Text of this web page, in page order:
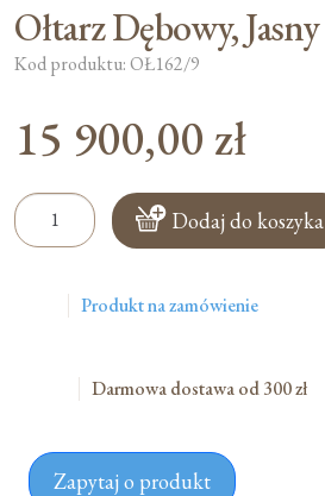
Ołtarz Dębowy, Jasny
Kod produktu: OŁ162/9
15 900,00 zł
ilość
Ołtarz
Dodaj do koszyka
Produkt na zamówienie
Darmowa dostawa od 300 zł
Zapytaj o produkt